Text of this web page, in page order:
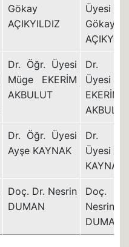
Gökay
AÇIKYILDIZ
Üyesi
Gökay
Dr. Öğr. Üyesi
Müge EKERİM
AKBULUT
Dr.
Üyesi
EKERİM
Dr. Öğr. Üyesi
Ayşe KAYNAK
Dr.
Üyesi
KAYNAK
Doç. Dr. Nesrin
DUMAN
Doç.
Nesrin
DUMAN